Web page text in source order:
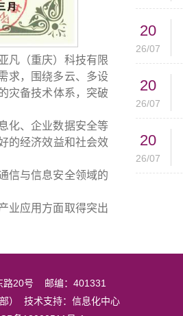
凡（重庆）科技有限
求，围绕多云、多设
灾备技术体系，突破
化、企业数据安全等
的经济效益和社会效
信与信息安全领域的
业应用方面取得突出
20
26/07
20
26/07
20
26/07
路20号 邮编：401331
） 技术支持：信息化中心